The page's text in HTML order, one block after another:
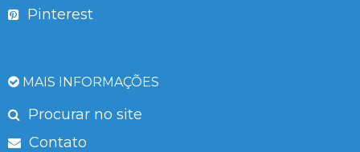
Pinterest
MAIS INFORMAÇÕES
Procurar no site
Contato